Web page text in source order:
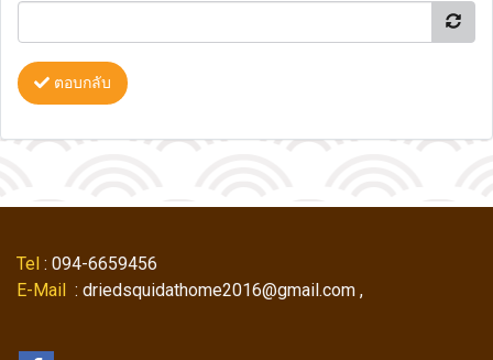
ตอบกลับ
Tel : 094-6659456
E-Mail : driedsquidathome2016@gmail.com ,